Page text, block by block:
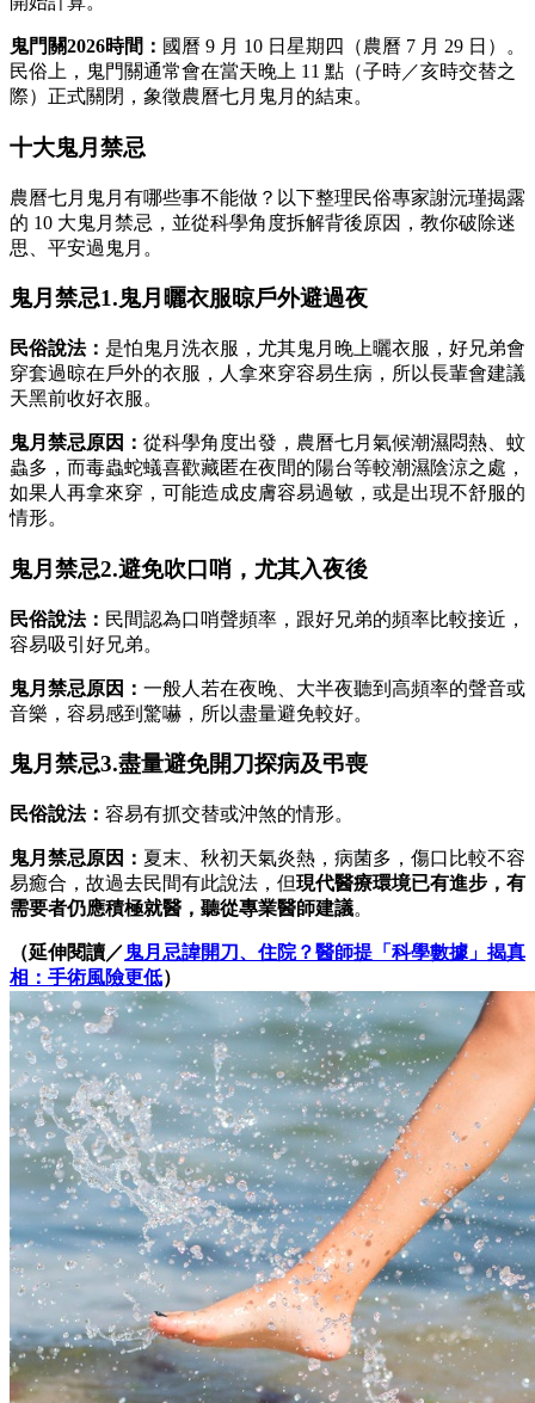
鬼門關2026時間： 國曆 9 月 10 日星期四（農曆 7 月 29 日）。
民俗上，鬼門關通常會在當天晚上 11 點（子時／亥時交替之
際）正式關閉，象徵農曆七月鬼月的結束。
十大鬼月禁忌
農曆七月鬼月有哪些事不能做？以下整理民俗專家謝沅瑾揭露
的 10 大鬼月禁忌，並從科學角度拆解背後原因，教你破除迷
思、平安過鬼月。
鬼月禁忌1.鬼月曬衣服晾戶外避過夜
民俗說法： 是怕鬼月洗衣服，尤其鬼月晚上曬衣服，好兄弟會
穿套過晾在戶外的衣服，人拿來穿容易生病，所以長輩會建議
天黑前收好衣服。
鬼月禁忌原因： 從科學角度出發，農曆七月氣候潮濕悶熱、蚊
蟲多，而毒蟲蛇蟻喜歡藏匿在夜間的陽台等較潮濕陰涼之處，
如果人再拿來穿，可能造成皮膚容易過敏，或是出現不舒服的
情形。
鬼月禁忌2.避免吹口哨，尤其入夜後
民俗說法： 民間認為口哨聲頻率，跟好兄弟的頻率比較接近，
容易吸引好兄弟。
鬼月禁忌原因： 一般人若在夜晚、大半夜聽到高頻率的聲音或
音樂，容易感到驚嚇，所以盡量避免較好。
鬼月禁忌3.盡量避免開刀探病及弔喪
民俗說法： 容易有抓交替或沖煞的情形。
鬼月禁忌原因： 夏末、秋初天氣炎熱，病菌多，傷口比較不容
易癒合，故過去民間有此說法，但現代醫療環境已有進步，有
需要者仍應積極就醫，聽從專業醫師建議。
（延伸閱讀／鬼月忌諱開刀、住院？醫師提「科學數據」揭真
相：手術風險更低）